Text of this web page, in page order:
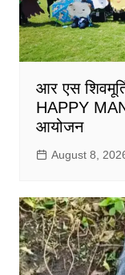
आर एस
HAPPY
आयोजन
August 8,